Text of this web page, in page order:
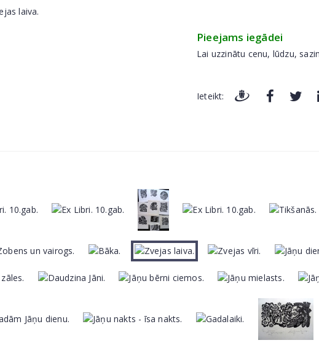
Pieejams iegādei
Lai uzzinātu cenu, lūdzu,
Ieteikt: